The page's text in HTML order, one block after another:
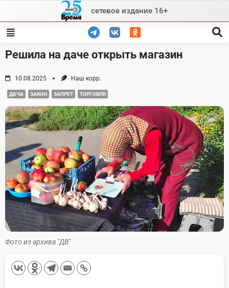
content
сетевое издание 16+
Решила на даче открыть магазин
10.08.2025 Наш корр.
ДАЧА ЗАКОН ЗАПРЕТ ТОРГОВЛЯ
Фото из архива "ДВ"